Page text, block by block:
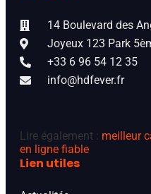
14 Boulevard des
Joyeux 123 Park
+33 6 96 54 12 35
info@hdfever.fr
Lire également : meilleur
en ligne fiable
Lien utiles